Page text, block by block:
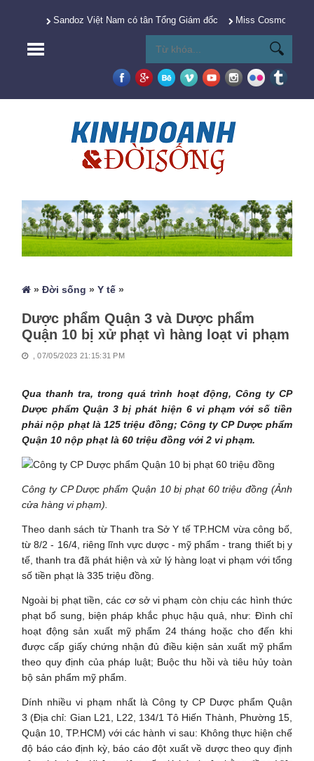
Sandoz Việt Nam có tân Tổng Giám đốc Miss Cosmo 2025
»Đời sống »Y tế »
Dược phẩm Quận 3 và Dược phẩm
Quận 10 bị xử phạt vì hàng loạt vi phạm
, 07/05/2023 21:15:31 PM
Qua thanh tra, trong quá trình hoạt động, Công ty CP
Dược phẩm Quận 3 bị phát hiện 6 vi phạm với số tiền
phải nộp phạt là 125 triệu đồng; Công ty CP Dược phẩm
Quận 10 nộp phạt là 60 triệu đồng với 2 vi phạm.
Công ty CP Dược phẩm Quận 10 bị phạt 60 triệu đồng (Ảnh
cửa hàng vi phạm).
Theo danh sách từ Thanh tra Sở Y tế TP.HCM vừa công bố,
từ 8/2 - 16/4, riêng lĩnh vực dược - mỹ phẩm - trang thiết bị y
tế, thanh tra đã phát hiện và xử lý hàng loạt vi phạm với tổng
số tiền phạt là 335 triệu đồng.
Ngoài bị phạt tiền, các cơ sở vi phạm còn chịu các hình thức
phạt bổ sung, biện pháp khắc phục hậu quả, như: Đình chỉ
hoạt động sản xuất mỹ phẩm 24 tháng hoặc cho đến khi
được cấp giấy chứng nhận đủ điều kiện sản xuất mỹ phẩm
theo quy định của pháp luật; Buộc thu hồi và tiêu hủy toàn
bộ sản phẩm mỹ phẩm.
Dính nhiều vi phạm nhất là Công ty CP Dược phẩm Quận
3 (Địa chỉ: Gian L21, L22, 134/1 Tô Hiến Thành, Phường 15,
Quận 10, TP.HCM) với các hành vi sau: Không thực hiện chế
độ báo cáo định kỳ, báo cáo đột xuất về dược theo quy định